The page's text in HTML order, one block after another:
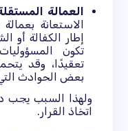
العمالة
الاستعانة
إطار الكفالة أو
تكون المسؤوليات
تعقيدًا، وقد
بعض الحوادث
ولهذا السبب يجب
اتخاذ القرار.